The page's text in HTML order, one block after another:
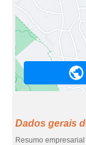
Dados gerais
Resumo